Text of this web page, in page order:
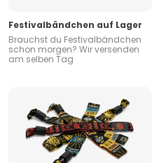
Festivalbändchen auf Lager
Brauchst du Festivalbändchen
schon morgen? Wir versenden
am selben Tag